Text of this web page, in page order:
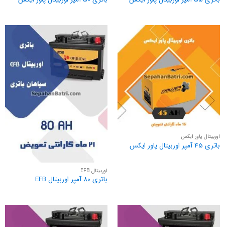
اوربیتال پاور ایکس
باتری 45 آمپر اوربیتال پاور ایکس
اوربیتال EFB
باتری 80 آمپر اوربیتال EFB